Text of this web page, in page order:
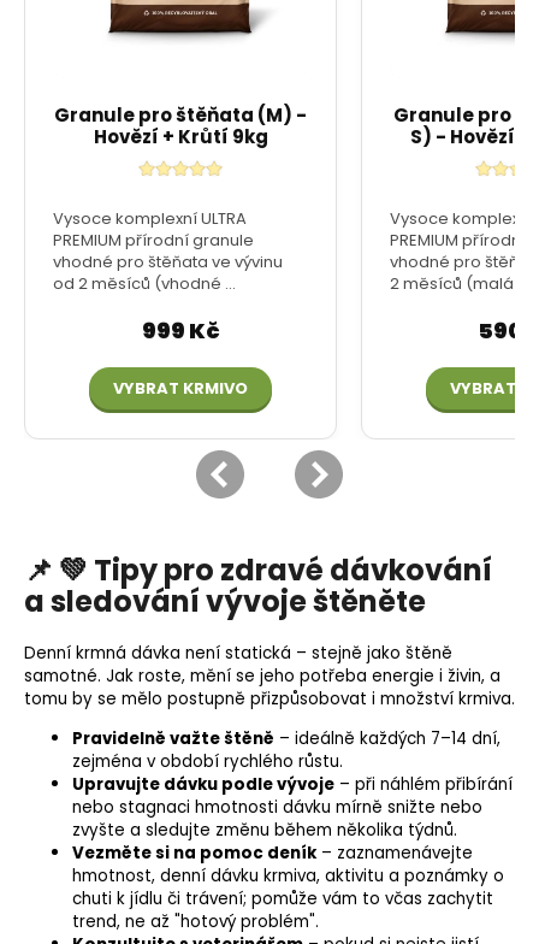
📌 💚 Tipy pro zdravé dávkování
a sledování vývoje štěněte
Denní krmná dávka není statická – stejně jako štěně
samotné. Jak roste, mění se jeho potřeba energie i živin, a
tomu by se mělo postupně přizpůsobovat i množství krmiva.
Pravidelně važte štěně – ideálně každých 7–14 dní,
zejména v období rychlého růstu.
Upravujte dávku podle vývoje – při náhlém přibírání
nebo stagnaci hmotnosti dávku mírně snižte nebo
zvyšte a sledujte změnu během několika týdnů.
Vezměte si na pomoc deník– zaznamenávejte
hmotnost, denní dávku krmiva, aktivitu a poznámky o
chuti k jídlu či trávení; pomůže vám to včas zachytit
trend, ne až "hotový problém".